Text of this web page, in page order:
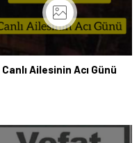
Canlı Ailesinin Acı Günü